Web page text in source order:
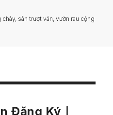
sân trượt ván, vườn rau cộng
Đăng Ký｜